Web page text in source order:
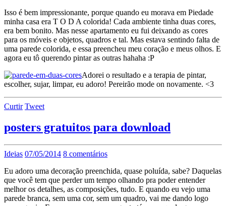
Isso é bem impressionante, porque quando eu morava em Piedade
minha casa era T O D A colorida! Cada ambiente tinha duas cores,
era bem bonito. Mas nesse apartamento eu fui deixando as cores
para os móveis e objetos, quadros e tal. Mas estava sentindo falta de
uma parede colorida, e essa preencheu meu coração e meus olhos. E
agora eu tô querendo pintar as outras hahaha :P
Adorei o resultado e a terapia de pintar,
escolher, sujar, limpar, eu adoro! Pereirão mode on novamente. <3
Curtir Tweet
posters gratuitos para download
Ideias 07/05/2014 8 comentários
Eu adoro uma decoração preenchida, quase poluída, sabe? Daquelas
que você tem que perder um tempo olhando pra poder entender
melhor os detalhes, as composições, tudo. E quando eu vejo uma
parede branca, sem uma cor, sem um quadro, vai me dando logo